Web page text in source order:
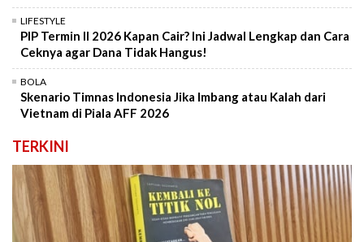
LIFESTYLE
PIP Termin II 2026 Kapan Cair? Ini Jadwal Lengkap dan Cara
Ceknya agar Dana Tidak Hangus!
BOLA
Skenario Timnas Indonesia Jika Imbang atau Kalah dari
Vietnam di Piala AFF 2026
TERKINI